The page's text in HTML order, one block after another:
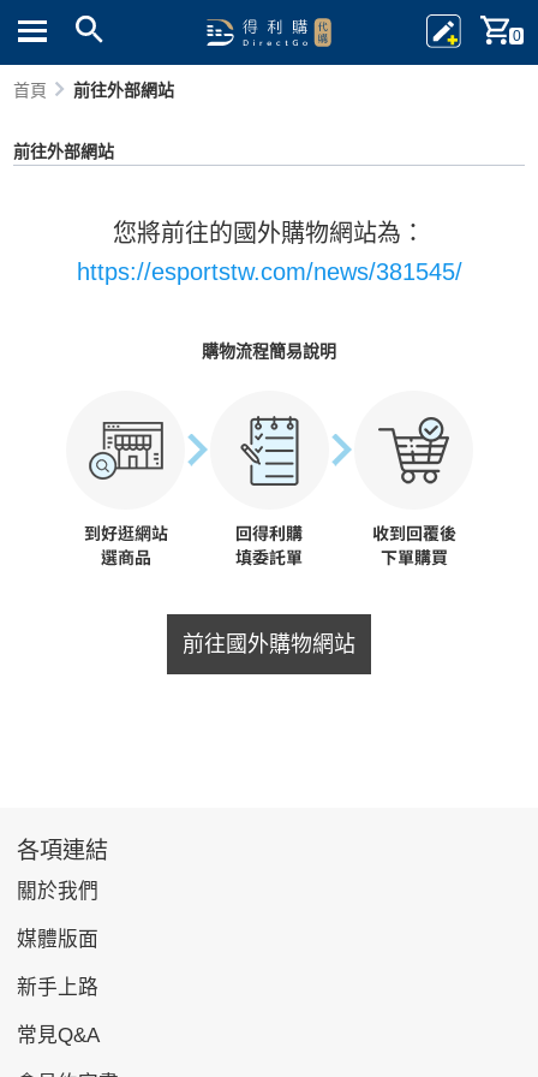
0
首頁 前往外部網站
前往外部網站
您將前往的國外購物網站為：
https://esportstw.com/news/381545/
購物流程簡易說明
前往國外購物網站
各項連結
關於我們
媒體版面
新手上路
常見Q&A